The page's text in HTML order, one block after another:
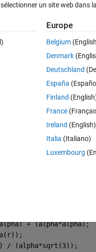
% example:
+ alpha);
+ alpha*alpha;
/ (alpha*sqrt(3));
+ alpha);
+ (alpha*alpha);
/ (alpha*sqrt(3));
un site web dans
Europe
Belgium
Denmark
Deutschland
España
Finland
France
Ireland (English)
Italia (Italiano)
Luxembourg